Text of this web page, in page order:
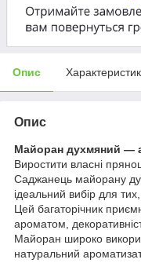
Опис
Опис
Майоран духмяний —
Виростити власні
Саджанець майорану
ідеальний вибір для
Цей багаторічник
ароматом,
Майоран широко
натуральний